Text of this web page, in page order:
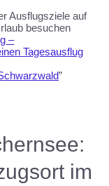
Ausflugsziele auf
besuchen
–
Tagesausflug
”
im